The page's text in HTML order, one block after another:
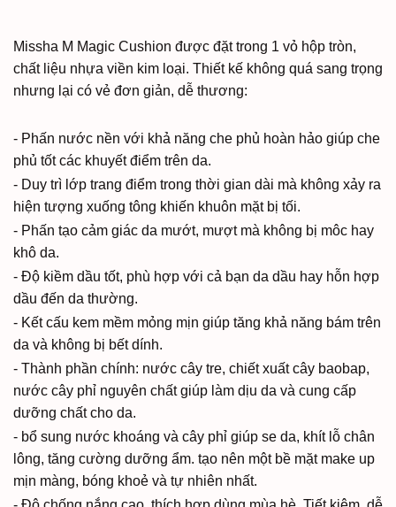
Missha M Magic Cushion được đặt trong 1 vỏ hộp tròn,
chất liệu nhựa viền kim loại. Thiết kế không quá sang trọng
nhưng lại có vẻ đơn giản, dễ thương:
- Phấn nước nền với khả năng che phủ hoàn hảo giúp che
phủ tốt các khuyết điểm trên da.
- Duy trì lớp trang điểm trong thời gian dài mà không xảy ra
hiện tượng xuống tông khiến khuôn mặt bị tối.
- Phấn tạo cảm giác da mướt, mượt mà không bị môc hay
khô da.
- Độ kiềm dầu tốt, phù hợp với cả bạn da dầu hay hỗn hợp
dầu đến da thường.
- Kết cấu kem mềm mỏng mịn giúp tăng khả năng bám trên
da và không bị bết dính.
- Thành phần chính: nước cây tre, chiết xuất cây baobap,
nước cây phỉ nguyên chất giúp làm dịu da và cung cấp
dưỡng chất cho da.
- bổ sung nước khoáng và cây phỉ giúp se da, khít lỗ chân
lông, tăng cường dưỡng ẩm. tạo nên một bề mặt make up
mịn màng, bóng khoẻ và tự nhiên nhất.